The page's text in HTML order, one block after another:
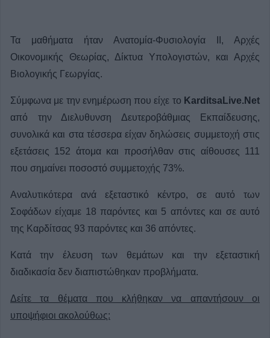
Τα μαθήματα ήταν Ανατομία-Φυσιολογία ΙΙ, Αρχές
Οικονομικής Θεωρίας, Δίκτυα Υπολογιστών, και Αρχές
Βιολογικής Γεωργίας.
Σύμφωνα με την ενημέρωση που είχε το KarditsaLive.Net
από την Διελυθυνση Δευτεροβάθμιας Εκπαίδευσης,
συνολικά και στα τέσσερα είχαν δηλώσεις συμμετοχή στις
εξετάσεις 152 άτομα και προσήλθαν στις αίθουσες 111
που σημαίνει ποσοστό συμμετοχής 73%.
Αναλυτικότερα ανά εξεταστικό κέντρο, σε αυτό των
Σοφάδων είχαμε 18 παρόντες και 5 απόντες και σε αυτό
της Καρδίτσας 93 παρόντες και 36 απόντες.
Κατά την έλευση των θεμάτων και την εξεταστική
διαδικασία δεν διαπιστώθηκαν προβλήματα.
Δείτε τα θέματα που κλήθηκαν να απαντήσουν οι
υποψήφιοι ακολούθως: